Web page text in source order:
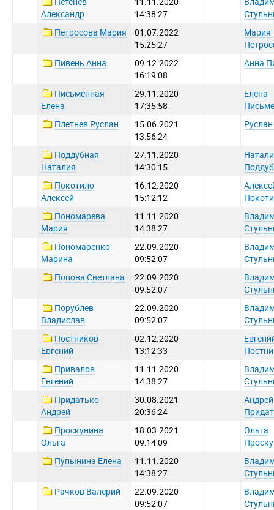
Петенев
Александр
11.11.2020
14:38:27
Петросова Мария
01.07.2022
15:25:27
Мария
Пивень Анна
09.12.2022
16:19:08
Анна
Письменная
Елена
29.11.2020
17:35:58
Елена
Плетнев Руслан
15.06.2021
13:56:24
Поддубная
Наталия
27.11.2020
14:30:15
Покотило
Алексей
16.12.2020
15:12:12
Пономарева
Мария
11.11.2020
14:38:27
Пономаренко
Марина
22.09.2020
09:52:07
Попова Светлана
22.09.2020
09:52:07
Порублев
Владислав
22.09.2020
09:52:07
Постников
Евгений
02.12.2020
13:12:33
Привалов
Евгений
11.11.2020
14:38:27
Придатько
Андрей
30.08.2021
20:36:24
Андрей
Проскунина
Ольга
18.03.2021
09:14:09
Ольга
Пупынина Елена
11.11.2020
14:38:27
Рачков Валерий
22.09.2020
09:52:07